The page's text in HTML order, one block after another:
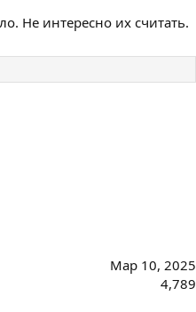
Не интересно их считать.
Мар 10, 2025
4,789